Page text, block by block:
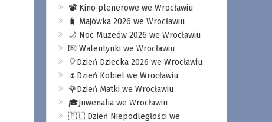
📽️ Kino plenerowe we Wrocławiu
🧳 Majówka 2026 we Wrocławiu
🌙 Noc Muzeów 2026 we Wrocławiu
💌 Walentynki we Wrocławiu
🎈Dzień Dziecka 2026 we Wrocławiu
🌷Dzień Kobiet we Wrocławiu
🌹Dzień Matki we Wrocławiu
🎓Juwenalia we Wrocławiu
🇵🇱 Dzień Niepodległości we